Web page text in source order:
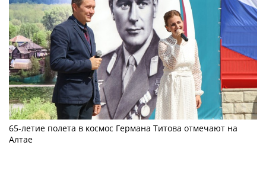
65-летие полета в космос Германа Титова отмечают на
Алтае